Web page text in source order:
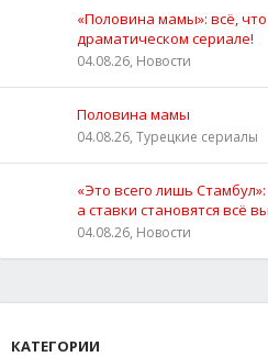
«Половина мамы»: всё,
драматическом сериале!
04.08.26, Новости
Половина мамы
04.08.26, Турецкие сериалы
«Это всего лишь
а ставки становятся всё
04.08.26, Новости
КАТЕГОРИИ